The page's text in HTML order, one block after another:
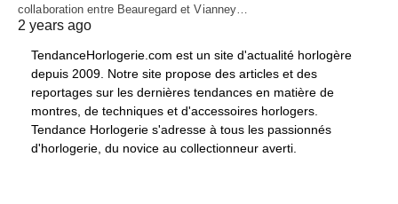
collaboration entre Beauregard et Vianney…
2 years ago
TendanceHorlogerie.com est un site d'actualité horlogère
depuis 2009. Notre site propose des articles et des
reportages sur les dernières tendances en matière de
montres, de techniques et d'accessoires horlogers.
Tendance Horlogerie s'adresse à tous les passionnés
d'horlogerie, du novice au collectionneur averti.